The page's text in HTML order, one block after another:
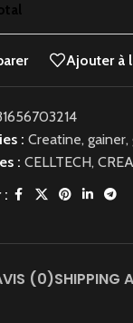
Ajouter à
: Creatine, gainer,
: CELLTECH,
:
(0)SHIPPING